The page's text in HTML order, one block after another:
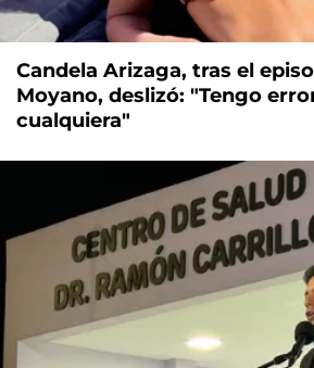
Candela Arizaga, tras el
Moyano, deslizó: "Tengo
cualquiera"